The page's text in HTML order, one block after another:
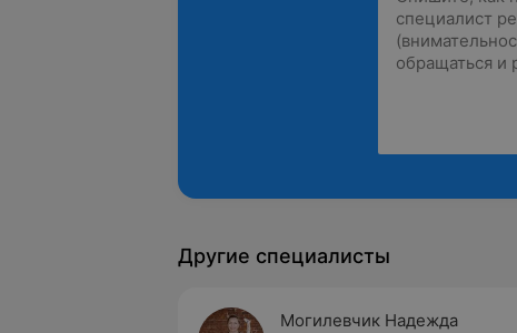
Другие специалисты
Могилевчик Надежда